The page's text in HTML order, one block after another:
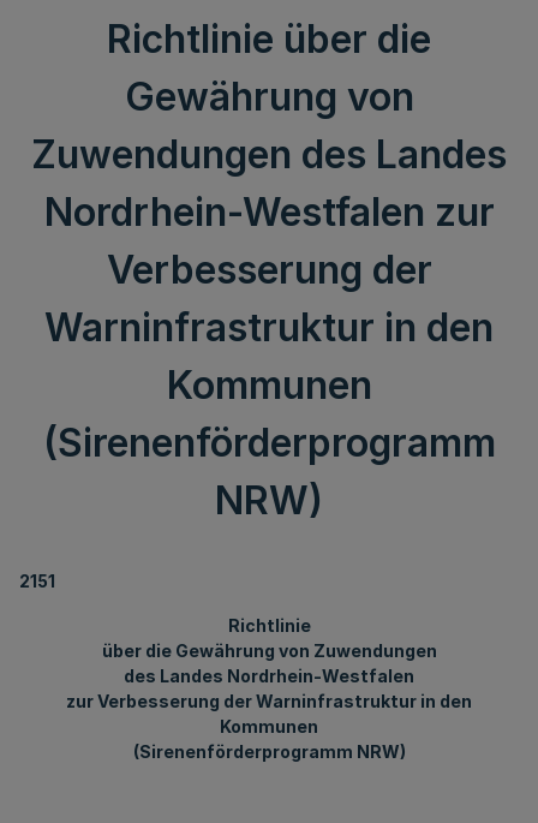
Richtlinie über die
Gewährung von
Zuwendungen des Landes
Nordrhein-Westfalen zur
Verbesserung der
Warninfrastruktur in den
Kommunen
(Sirenenförderprogramm
NRW)
2151
Richtlinie
über die Gewährung von Zuwendungen
des Landes Nordrhein-Westfalen
zur Verbesserung der Warninfrastruktur in den
Kommunen
(Sirenenförderprogramm NRW)